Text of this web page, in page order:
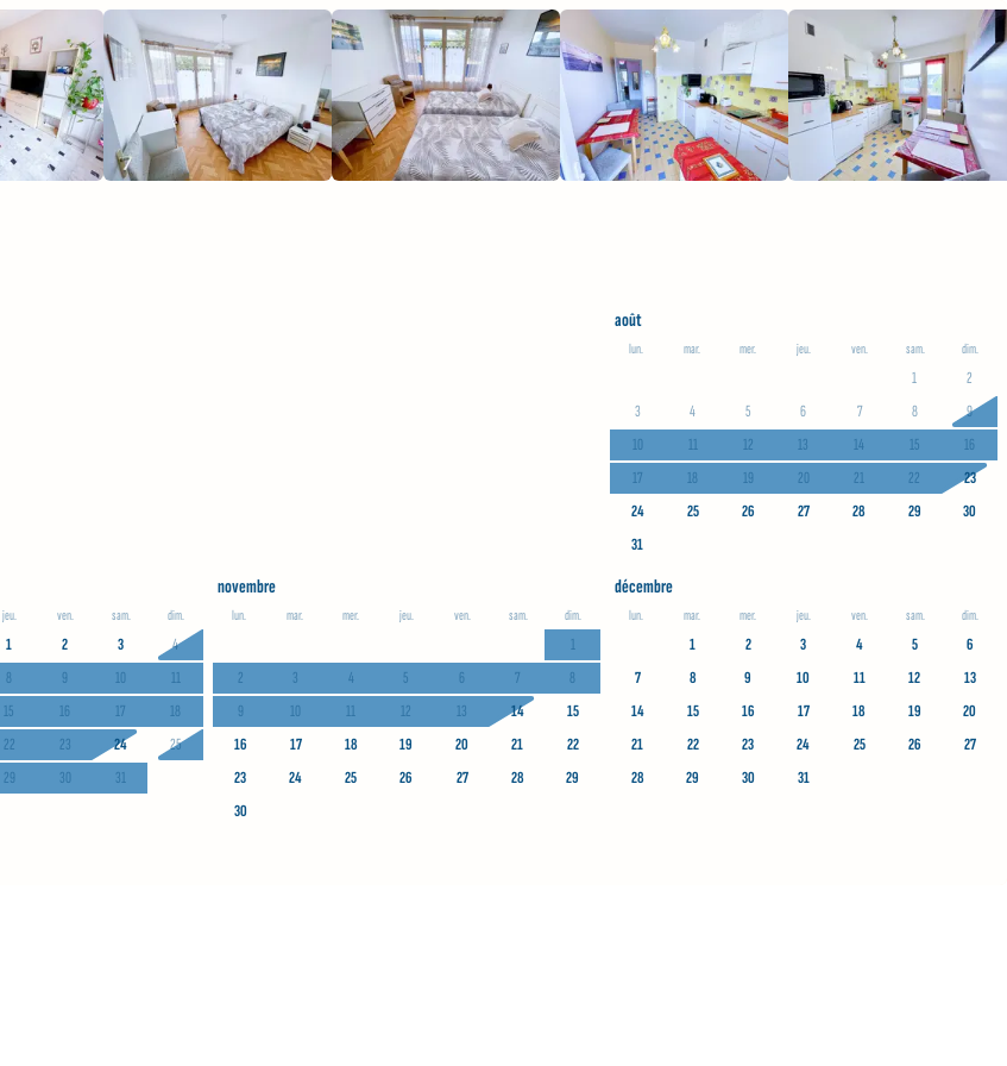
août
lun. mar. mer. jeu. ven. sam. dim.
1
2
3
4 5 6 7 8
9
10
11 12 13 14 15
16
17
18 19 20 21 22
23
24
25 26 27 28 29
30
31
jeu. ven. sam. dim.
1 2 3
4
8 9 10
11
15 16 17
18
22 23 24
25
29 30 31
novembre
lun. mar. mer. jeu. ven. sam. dim.
1
2
3 4 5 6 7
8
9
10 11 12 13 14
15
16
17 18 19 20 21
22
23
24 25 26 27 28
29
30
décembre
lun. mar. mer. jeu. ven. sam. dim.
1 2 3 4 5
6
7
8 9 10 11 12
13
14
15 16 17 18 19
20
21
22 23 24 25 26
27
28
29 30 31